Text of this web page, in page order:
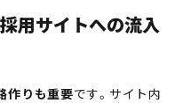
用サイトへの流入
作りも重要です。サイト内